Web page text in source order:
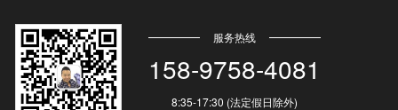
158-9758-4081
8:35-17:30 (法定假日除外)